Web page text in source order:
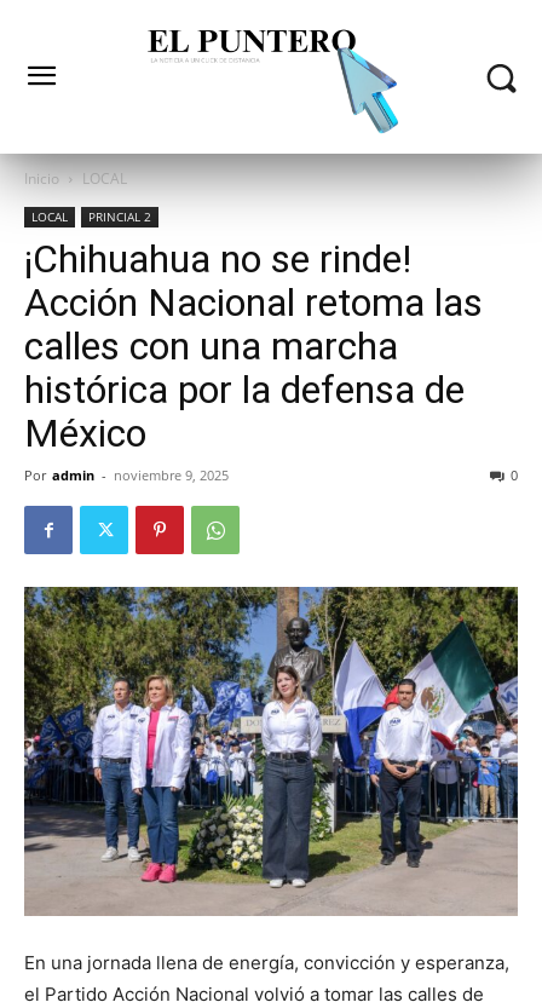
Inicio LOCAL
LOCAL PRINCIAL 2
¡Chihuahua no se rinde!
Acción Nacional retoma las
calles con una marcha
histórica por la defensa de
México
Por admin - noviembre 9, 2025 0
En una jornada llena de energía, convicción y esperanza,
el Partido Acción Nacional volvió a tomar las calles de